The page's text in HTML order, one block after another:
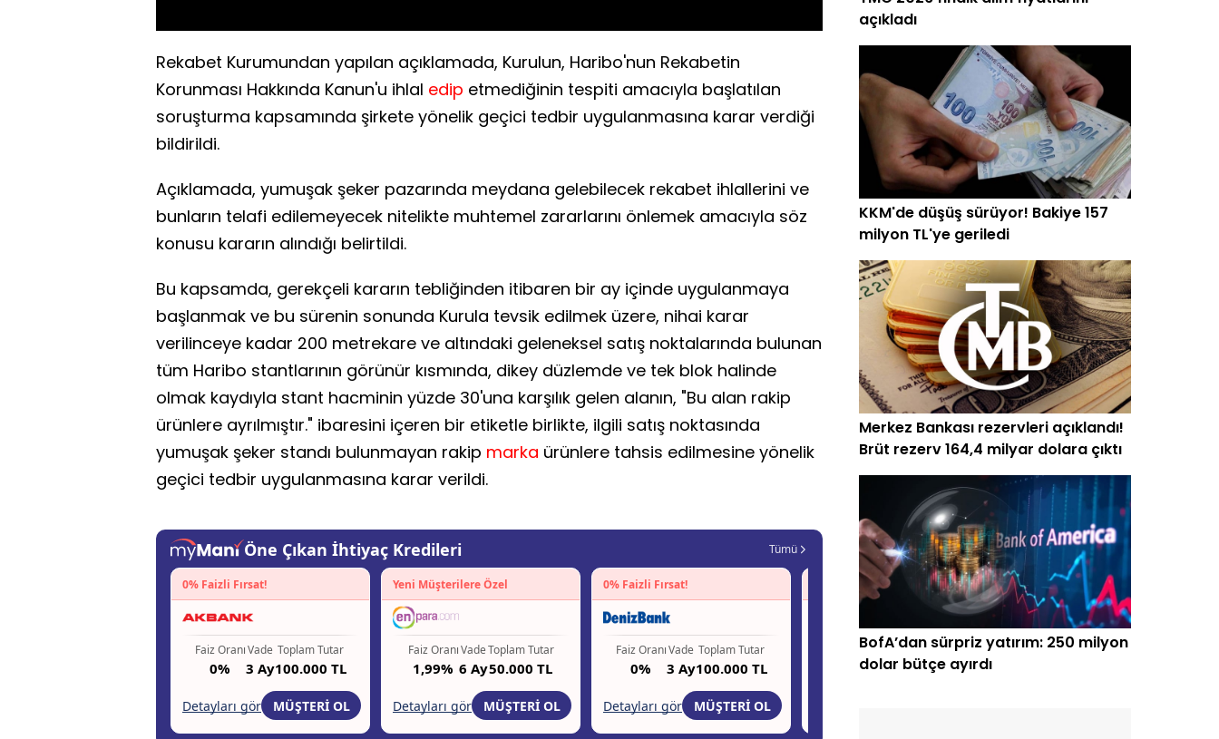
Rekabet Kurumundan yapılan açıklamada, Kurulun, Haribo'nun Rekabetin
Korunması Hakkında Kanun'u ihlal edip etmediğinin tespiti amacıyla başlatılan
soruşturma kapsamında şirkete yönelik geçici tedbir uygulanmasına karar verdiği
bildirildi.
Açıklamada, yumuşak şeker pazarında meydana gelebilecek rekabet ihlallerini ve
bunların telafi edilemeyecek nitelikte muhtemel zararlarını önlemek amacıyla söz
konusu kararın alındığı belirtildi.
Bu kapsamda, gerekçeli kararın tebliğinden itibaren bir ay içinde uygulanmaya
başlanmak ve bu sürenin sonunda Kurula tevsik edilmek üzere, nihai karar
verilinceye kadar 200 metrekare ve altındaki geleneksel satış noktalarında bulunan
tüm Haribo stantlarının görünür kısmında, dikey düzlemde ve tek blok halinde
olmak kaydıyla stant hacminin yüzde 30'una karşılık gelen alanın, "Bu alan rakip
ürünlere ayrılmıştır." ibaresini içeren bir etiketle birlikte, ilgili satış noktasında
yumuşak şeker standı bulunmayan rakip marka ürünlere tahsis edilmesine yönelik
geçici tedbir uygulanmasına karar verildi.
açıkladı
KKM'de düşüş sürüyor! Bakiye 157
milyon TL'ye geriledi
Merkez Bankası rezervleri açıklandı!
Brüt rezerv 164,4 milyar dolara çıktı
BofA’dan sürpriz yatırım: 250 milyon
dolar bütçe ayırdı